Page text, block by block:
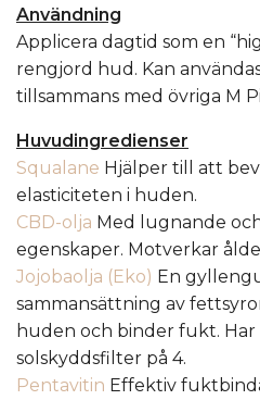
Användning
Applicera dagtid som en
rengjord hud. Kan
tillsammans med övriga M
Huvudingredienser
Squalane Hjälper till att
elasticiteten i huden.
CBD-olja Med lugnande
egenskaper. Motverkar
Jojobaolja (Eko) En
sammansättning av
huden och binder fukt.
solskyddsfilter på 4.
Pentavitin Effektiv